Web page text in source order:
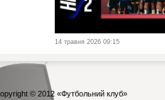
14 травня 2026 09:15
© 2012 «Футбольний клуб»